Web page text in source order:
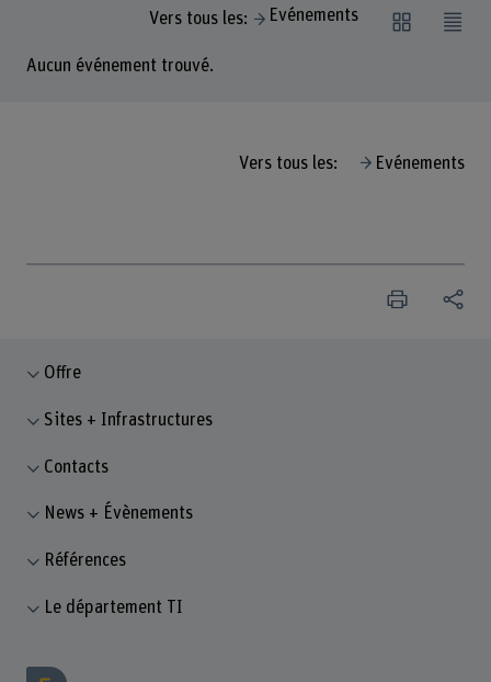
Vers tous les: Evénements
Aucun événement trouvé.
Vers tous les: Evénements
Offre
Sites + Infrastructures
Contacts
News + Évènements
Références
Le département TI